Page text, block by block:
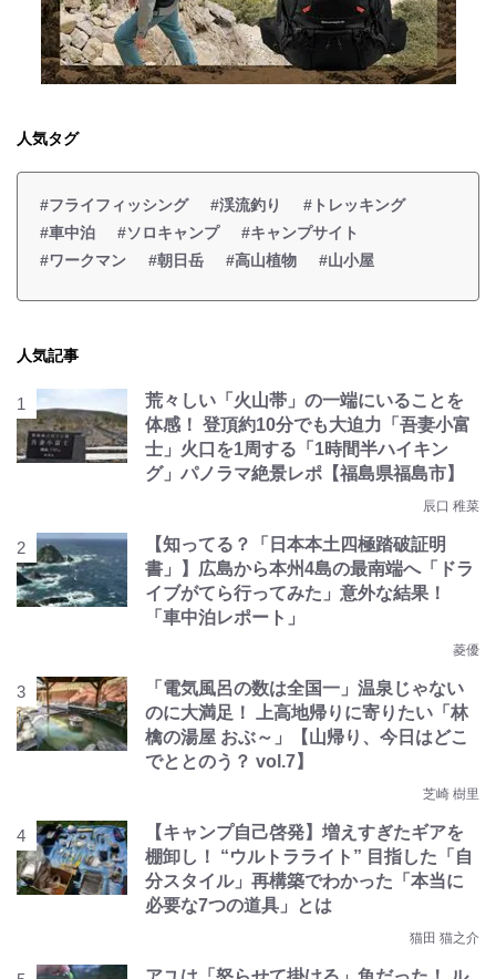
人気タグ
#フライフィッシング #渓流釣り
#トレッキング
#車中泊
#ソロキャンプ
#キャンプサイト
#ワークマン
#朝日岳 #高山植物 #山小屋
人気記事
荒々しい「火山帯」の一端にいることを
体感！ 登頂約10分でも大迫力「吾妻小富
士」火口を1周する「1時間半ハイキン
グ」パノラマ絶景レポ【福島県福島市】
辰口 稚菜
【知ってる？「日本本土四極踏破証明
書」】広島から本州4島の最南端へ「ドラ
イブがてら行ってみた」意外な結果！
「車中泊レポート」
菱優
「電気風呂の数は全国一」温泉じゃない
のに大満足！ 上高地帰りに寄りたい「林
檎の湯屋 おぶ～」【山帰り、今日はどこ
でととのう？ vol.7】
芝崎 樹里
【キャンプ自己啓発】増えすぎたギアを
棚卸し！ “ウルトラライト” 目指した「自
分スタイル」再構築でわかった「本当に
必要な7つの道具」とは
猫田 猫之介